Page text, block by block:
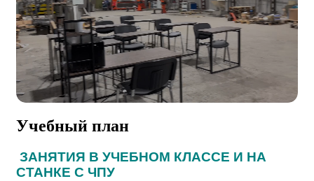
Учебный план
ЗАНЯТИЯ В УЧЕБНОМ КЛАССЕ И НА
СТАНКЕ С ЧПУ